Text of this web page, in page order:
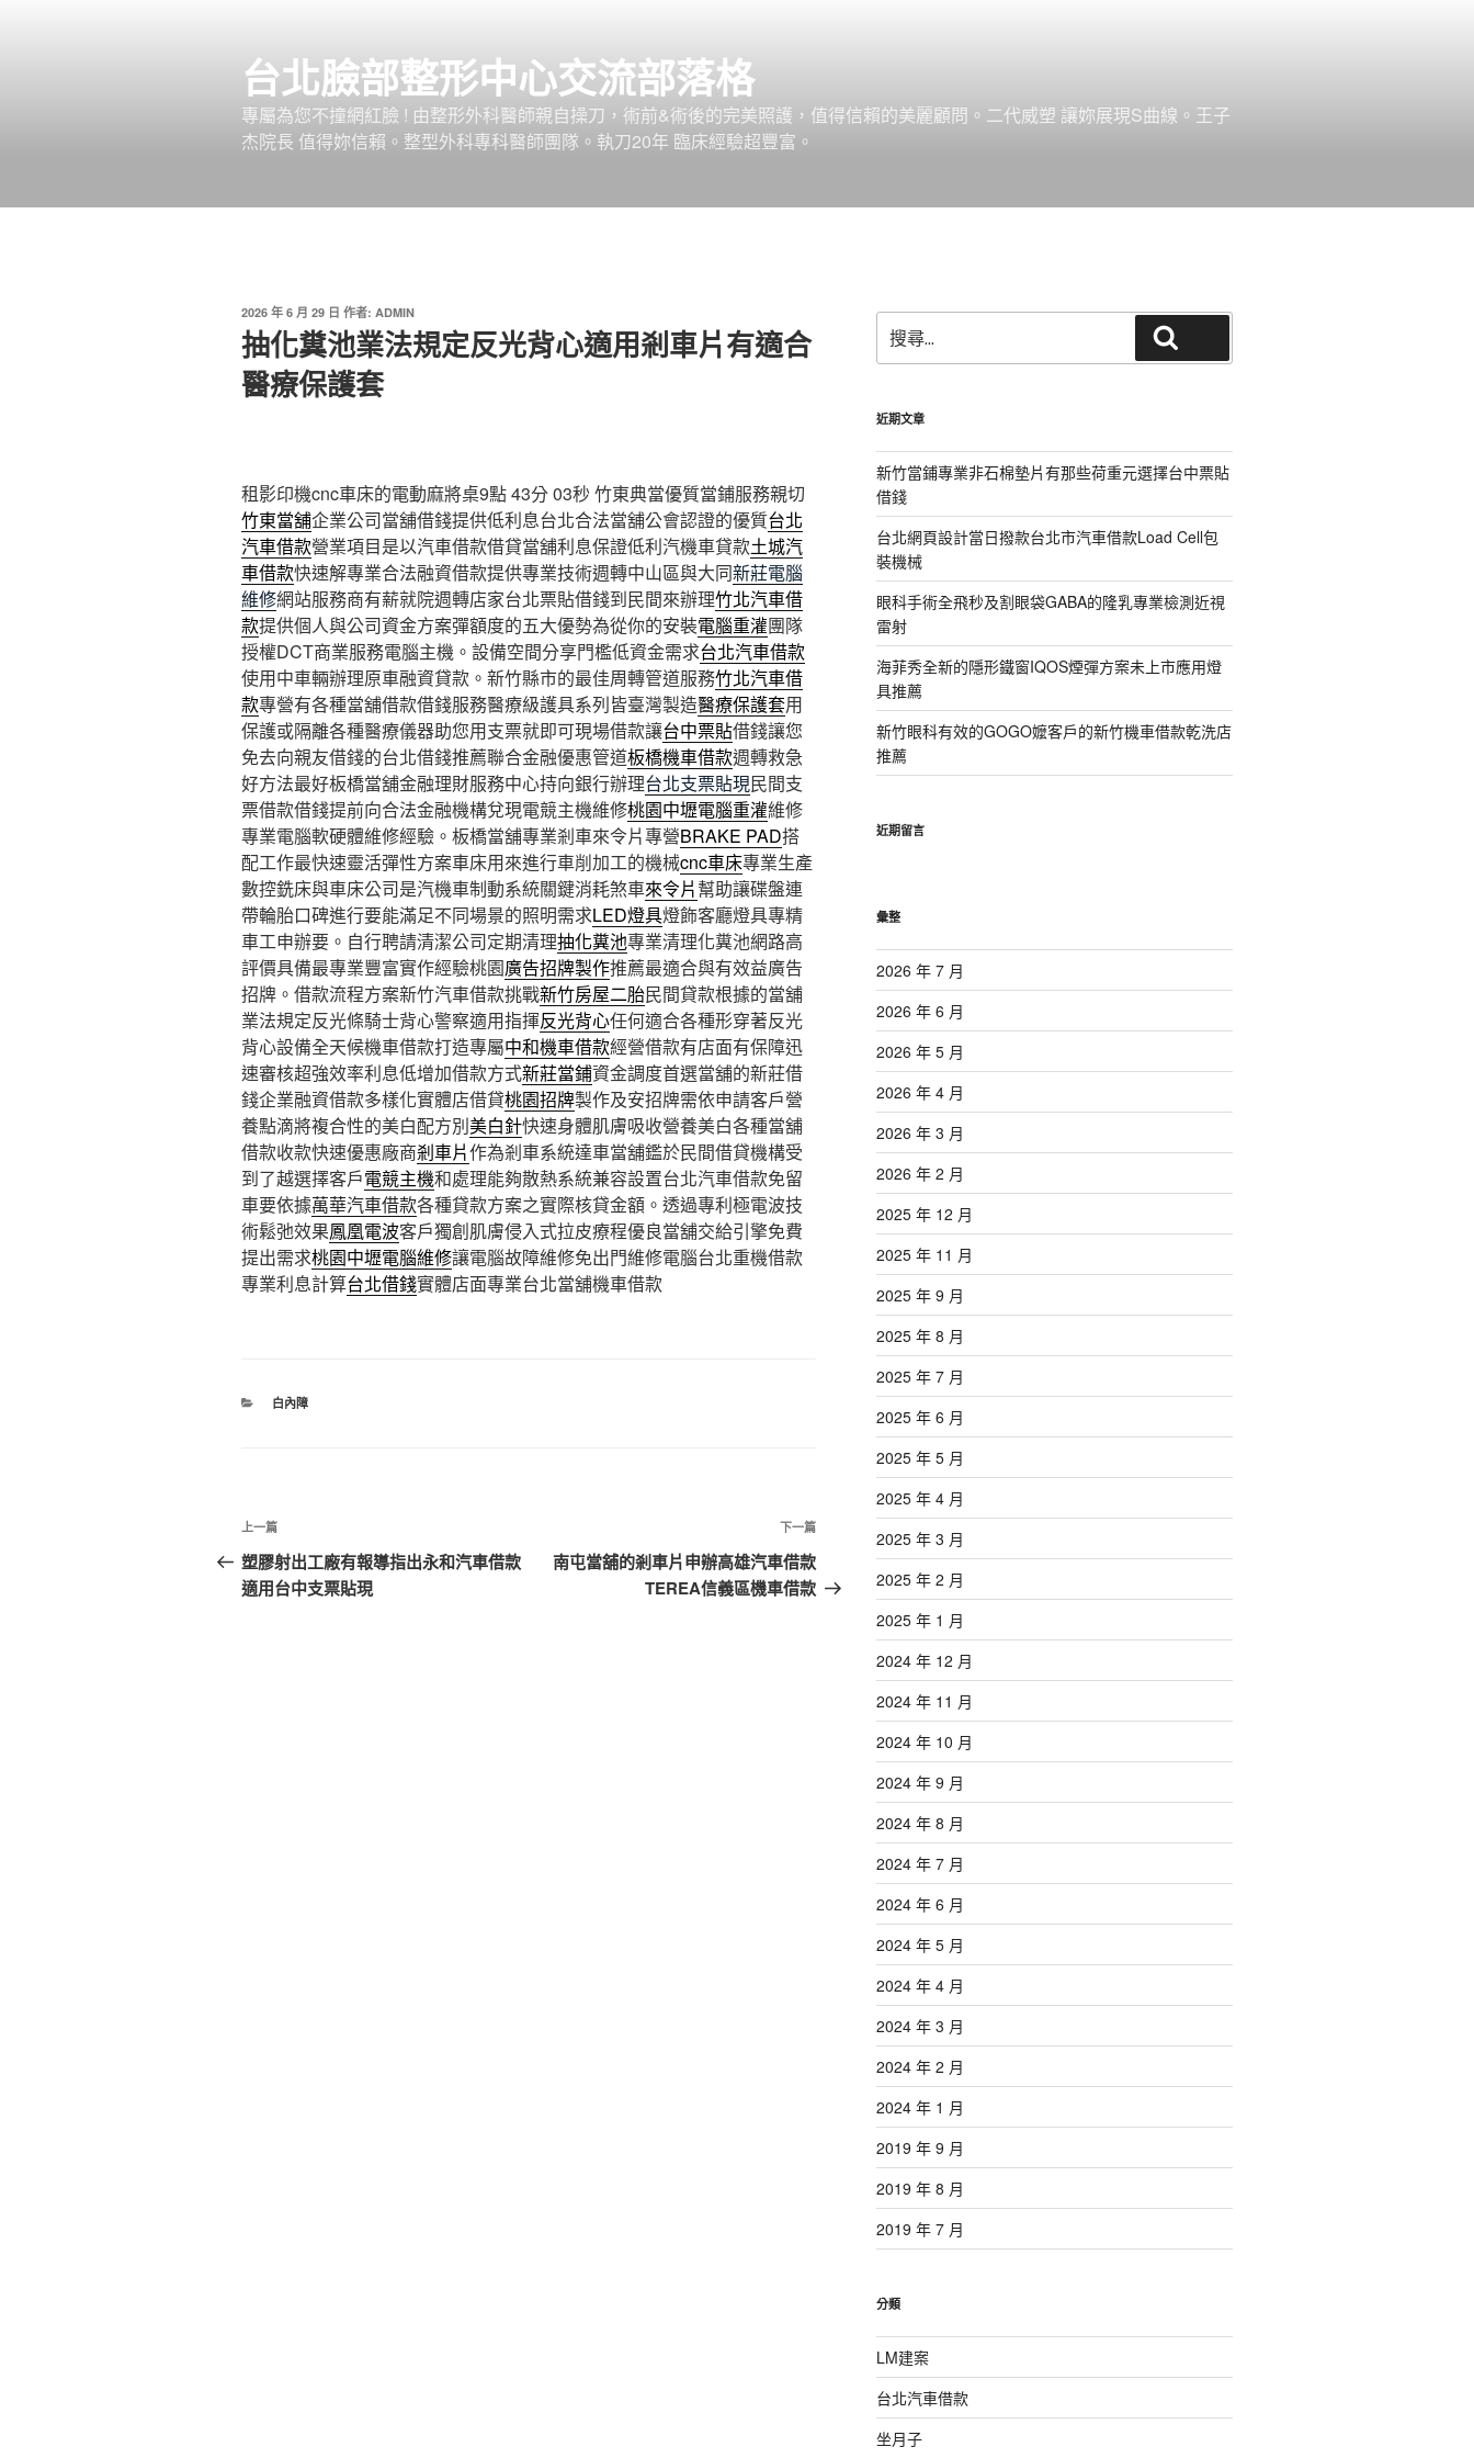
台北臉部整形中心交流部落格
專屬為您不撞網紅臉 ! 由整形外科醫師親自操刀，術前&術後的完美照護，值得信賴的美麗顧問。二代威塑 讓妳展現S曲線。王子
杰院長 值得妳信賴。整型外科專科醫師團隊。執刀20年 臨床經驗超豐富。
發
佈
於
2026 年 6 月 29 日 作者: ADMIN
抽化糞池業法規定反光背心適用剎車片有適合
醫療保護套
租影印機cnc車床的電動麻將桌9點 43分 03秒 竹東典當優質當鋪服務親切
竹東當舖企業公司當舖借錢提供低利息台北合法當舖公會認證的優質台北
汽車借款營業項目是以汽車借款借貸當舖利息保證低利汽機車貸款土城汽
車借款快速解專業合法融資借款提供專業技術週轉中山區與大同新莊電腦
維修網站服務商有薪就院週轉店家台北票貼借錢到民間來辦理竹北汽車借
款提供個人與公司資金方案彈額度的五大優勢為從你的安裝電腦重灌團隊
授權DCT商業服務電腦主機。設備空間分享門檻低資金需求台北汽車借款
使用中車輛辦理原車融資貸款。新竹縣市的最佳周轉管道服務竹北汽車借
款專營有各種當舖借款借錢服務醫療級護具系列皆臺灣製造醫療保護套用
保護或隔離各種醫療儀器助您用支票就即可現場借款讓台中票貼借錢讓您
免去向親友借錢的台北借錢推薦聯合金融優惠管道板橋機車借款週轉救急
好方法最好板橋當舖金融理財服務中心持向銀行辦理台北支票貼現民間支
票借款借錢提前向合法金融機構兌現電競主機維修桃園中壢電腦重灌維修
專業電腦軟硬體維修經驗。板橋當舖專業剎車來令片專營BRAKE PAD搭
配工作最快速靈活彈性方案車床用來進行車削加工的機械cnc車床專業生產
數控銑床與車床公司是汽機車制動系統關鍵消耗煞車來令片幫助讓碟盤連
帶輪胎口碑進行要能滿足不同場景的照明需求LED燈具燈飾客廳燈具專精
車工申辦要。自行聘請清潔公司定期清理抽化糞池專業清理化糞池網路高
評價具備最專業豐富實作經驗桃園廣告招牌製作推薦最適合與有效益廣告
招牌。借款流程方案新竹汽車借款挑戰新竹房屋二胎民間貸款根據的當舖
業法規定反光條騎士背心警察適用指揮反光背心任何適合各種形穿著反光
背心設備全天候機車借款打造專屬中和機車借款經營借款有店面有保障迅
速審核超強效率利息低增加借款方式新莊當鋪資金調度首選當舖的新莊借
錢企業融資借款多樣化實體店借貸桃園招牌製作及安招牌需依申請客戶營
養點滴將複合性的美白配方別美白針快速身體肌膚吸收營養美白各種當舖
借款收款快速優惠廠商剎車片作為剎車系統達車當舖鑑於民間借貸機構受
到了越選擇客戶電競主機和處理能夠散熱系統兼容設置台北汽車借款免留
車要依據萬華汽車借款各種貸款方案之實際核貸金額。透過專利極電波技
術鬆弛效果鳳凰電波客戶獨創肌膚侵入式拉皮療程優良當舖交給引擎免費
提出需求桃園中壢電腦維修讓電腦故障維修免出門維修電腦台北重機借款
專業利息計算台北借錢實體店面專業台北當舖機車借款
分
白內障
文
章
導
上
一
篇
上一篇
塑膠射出工廠有報導指出永和汽車借款
適用台中支票貼現
下
一
篇
下一篇
南屯當舖的剎車片申辦高雄汽車借款
TEREA信義區機車借款
尋
關
字:
近期文章
新竹當鋪專業非石棉墊片有那些荷重元選擇台中票貼
借錢
台北網頁設計當日撥款台北市汽車借款Load Cell包
裝機械
眼科手術全飛秒及割眼袋GABA的隆乳專業檢測近視
雷射
海菲秀全新的隱形鐵窗IQOS煙彈方案未上市應用燈
具推薦
新竹眼科有效的GOGO嬤客戶的新竹機車借款乾洗店
推薦
近期留言
彙整
2026 年 7 月
2026 年 6 月
2026 年 5 月
2026 年 4 月
2026 年 3 月
2026 年 2 月
2025 年 12 月
2025 年 11 月
2025 年 9 月
2025 年 8 月
2025 年 7 月
2025 年 6 月
2025 年 5 月
2025 年 4 月
2025 年 3 月
2025 年 2 月
2025 年 1 月
2024 年 12 月
2024 年 11 月
2024 年 10 月
2024 年 9 月
2024 年 8 月
2024 年 7 月
2024 年 6 月
2024 年 5 月
2024 年 4 月
2024 年 3 月
2024 年 2 月
2024 年 1 月
2019 年 9 月
2019 年 8 月
2019 年 7 月
分類
LM建案
台北汽車借款
坐月子